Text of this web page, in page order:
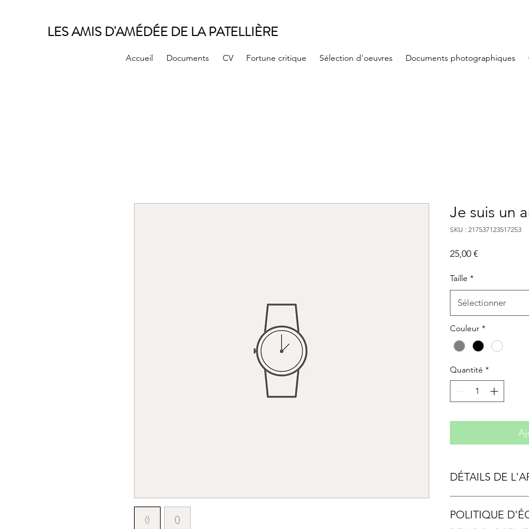
LES AMIS D'AMÉDÉE DE LA PATELLIÈRE
Accueil Documents CV Fortune critique Sélection d'oeuvres Documents photographiques
Je suis un
SKU : 217537123517253
25,00 €
Taille *
Sélectionner
Couleur *
Quantité *
DÉTAILS DE
l'article : taille,
pouvez aussi ajouter
POLITIQUE